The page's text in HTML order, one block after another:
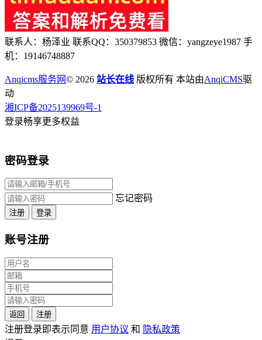
联系人：杨泽业 联系QQ：350379853 微信：yangzeye1987 手
机：19146748887
Anqicms服务网© 2026 站长在线 版权所有 本站由AnqiCMS驱
动
湘ICP备2025139969号-1
登录畅享更多权益
密码登录
忘记密码
注册 登录
账号注册
返回 注册
注册登录即表示同意 用户协议 和 隐私政策